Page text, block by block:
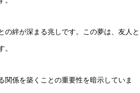
絆が深まる兆しです。この夢は、友人と
。
関係を築くことの重要性を暗示していま